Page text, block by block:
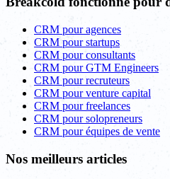
CRM pour agences
CRM pour startups
CRM pour consultants
CRM pour GTM Engineers
CRM pour recruteurs
CRM pour venture capital
CRM pour freelances
CRM pour solopreneurs
CRM pour équipes de vente
Nos meilleurs articles